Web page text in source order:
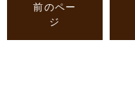
前のペー
ジ